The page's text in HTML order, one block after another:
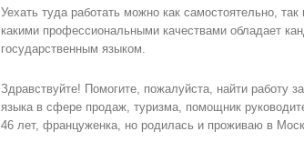
Уехать туда работать можно как самостоятельно,
какими профессиональными качествами обладает
государственным языком.
Здравствуйте! Помогите, пожалуйста, найти работу
языка в сфере продаж, туризма, помощник
46 лет, француженка, но родилась и проживаю в